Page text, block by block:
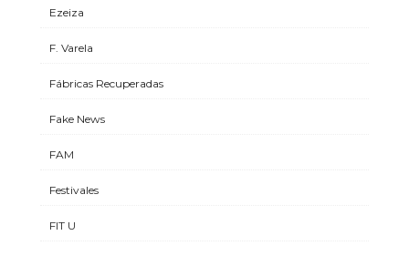
Ezeiza
F. Varela
Fábricas Recuperadas
Fake News
FAM
Festivales
FIT U